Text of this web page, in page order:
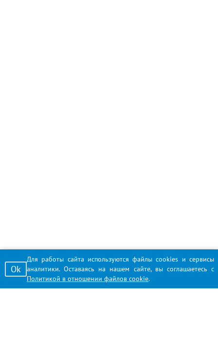
Для работы сайта используются файлы cookies и сервисы
аналитики. Оставаясь на нашем сайте, вы соглашаетесь с
Политикой в отношении файлов cookie.
Ok